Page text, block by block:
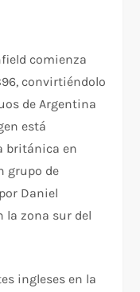
comienza
convirtiéndolo
de Argentina
está
británica en
grupo de
Daniel
la zona sur del
ingleses en la